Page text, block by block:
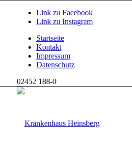
Link zu Facebook
Link zu Instagram
Startseite
Kontakt
Impressum
Datenschutz
02452 188-0